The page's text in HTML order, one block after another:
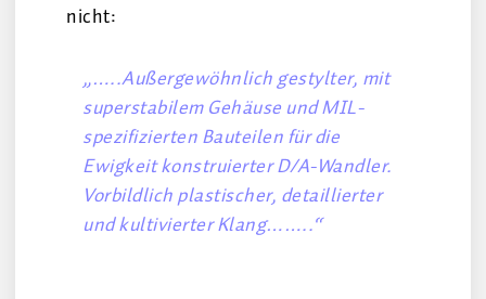
nicht:
„…..Außergewöhnlich gestylter, mit
superstabilem Gehäuse und MIL-
spezifizierten Bauteilen für die
Ewigkeit konstruierter D/A-Wandler.
Vorbildlich plastischer, detaillierter
und kultivierter Klang……..“